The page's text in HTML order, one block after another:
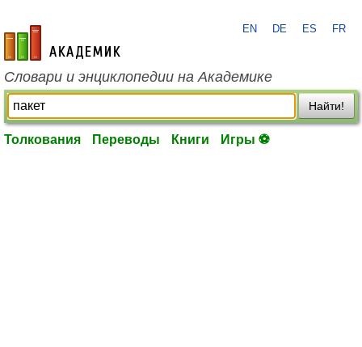
academic.ru
EN DE ES FR
Словари и энциклопедии на Академике
Найти!
Толкования Переводы Книги Игры ⚽